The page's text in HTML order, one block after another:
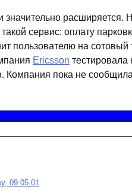
расширяется.
сервис: оплату
пользователю на сотовый
Ericsson
Компания пока не
09.05.01